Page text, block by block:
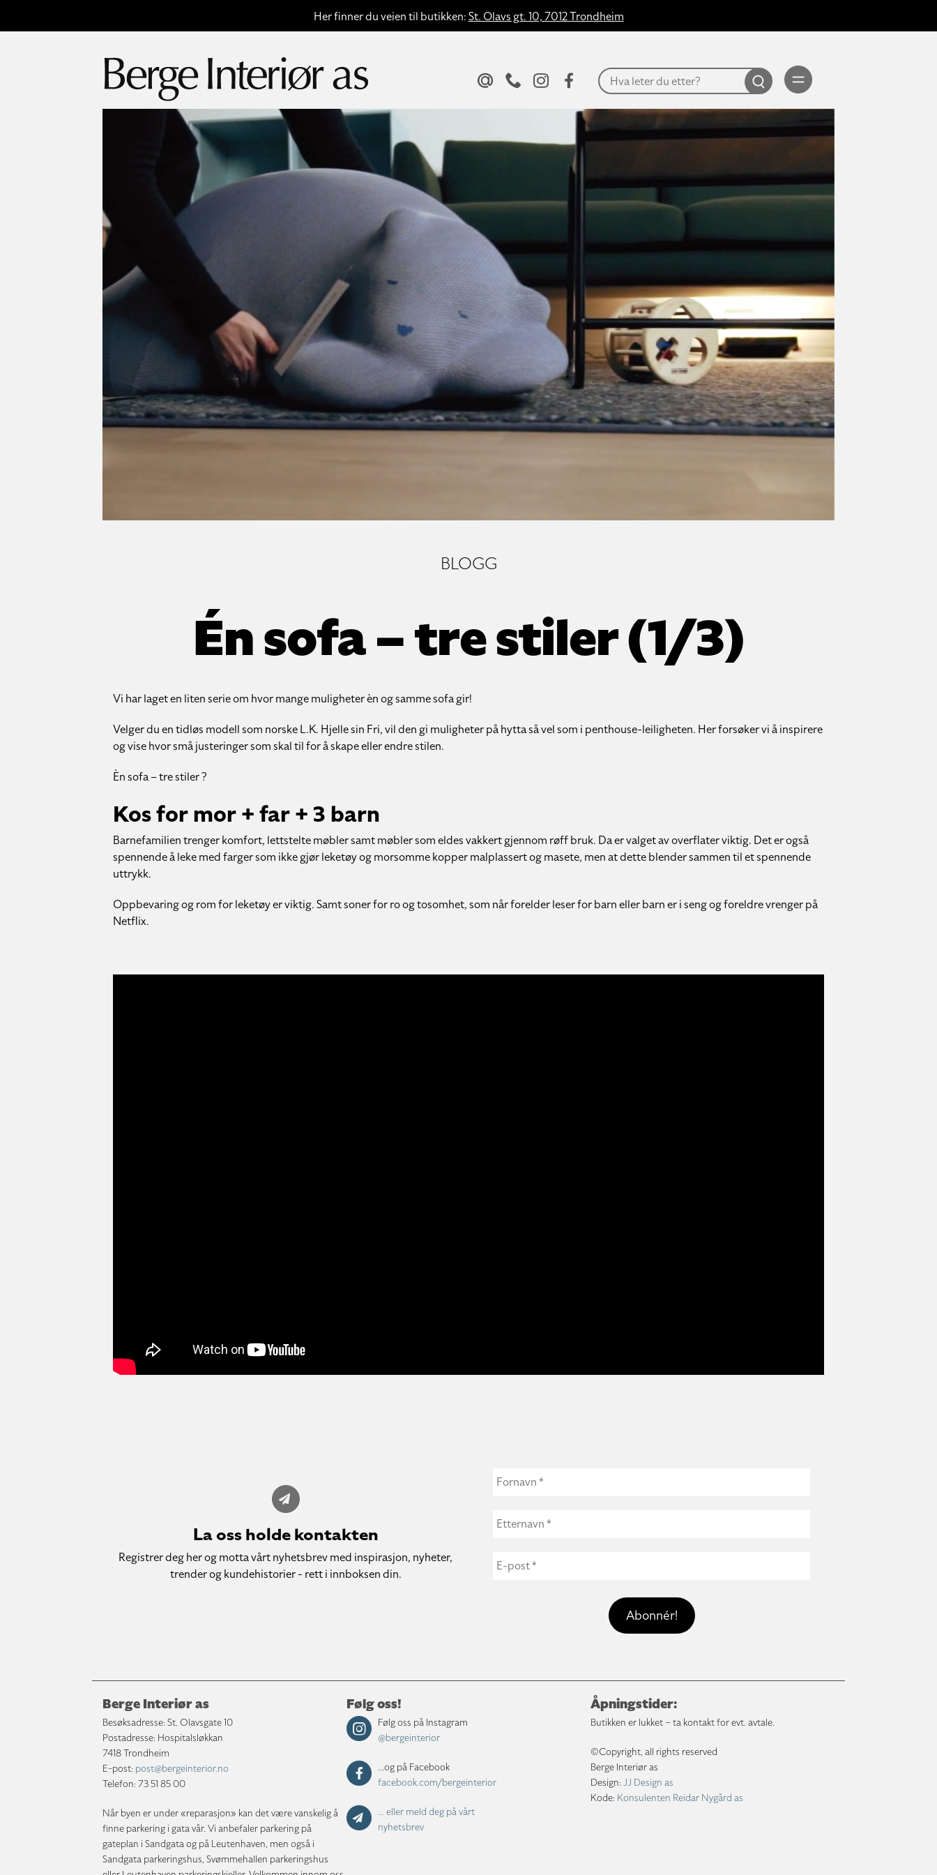
Her finner du veien til butikken:St. Olavs gt. 10, 7012 Trondheim
BLOGG
Én sofa – tre stiler (1/3)
Vi har laget en liten serie om hvor mange muligheter èn og samme sofa gir!
Velger du en tidløs modell som norske L.K. Hjelle sin Fri, vil den gi muligheter på hytta så vel som i penthouse-leiligheten. Her forsøker vi å inspirere
og vise hvor små justeringer som skal til for å skape eller endre stilen.
Èn sofa – tre stiler ?
Kos for mor + far + 3 barn
Barnefamilien trenger komfort, lettstelte møbler samt møbler som eldes vakkert gjennom røff bruk. Da er valget av overflater viktig. Det er også
spennende å leke med farger som ikke gjør leketøy og morsomme kopper malplassert og masete, men at dette blender sammen til et spennende
uttrykk.
Oppbevaring og rom for leketøy er viktig. Samt soner for ro og tosomhet, som når forelder leser for barn eller barn er i seng og foreldre vrenger på
Netflix.
La oss holde kontakten
Registrer deg her og motta vårt nyhetsbrev med inspirasjon, nyheter,
trender og kundehistorier - rett i innboksen din.
Berge Interiør as
Besøksadresse: St. Olavsgate 10
Postadresse: Hospitalsløkkan
7418 Trondheim
E-post: post@bergeinterior.no
Telefon: 73 51 85 00
Når byen er under «reparasjon» kan det være vanskelig å
finne parkering i gata vår. Vi anbefaler parkering på
gateplan i Sandgata og på Leutenhaven, men også i
Sandgata parkeringshus, Svømmehallen parkeringshus
Følg oss!
Følg oss på Instagram
@bergeinterior
...og på Facebook
facebook.com/bergeinterior
... eller meld deg på vårt
nyhetsbrev
Åpningstider:
Butikken er lukket – ta kontakt for evt. avtale.
©Copyright, all rights reserved
Berge Interiør as
Design: JJ Design as
Kode: Konsulenten Reidar Nygård as